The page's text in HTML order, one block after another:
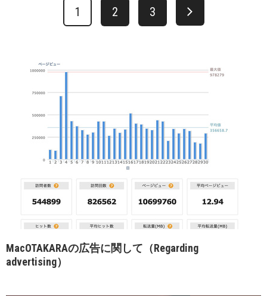
1 2 3
MacOTAKARAの広告に関して（Regarding
advertising）